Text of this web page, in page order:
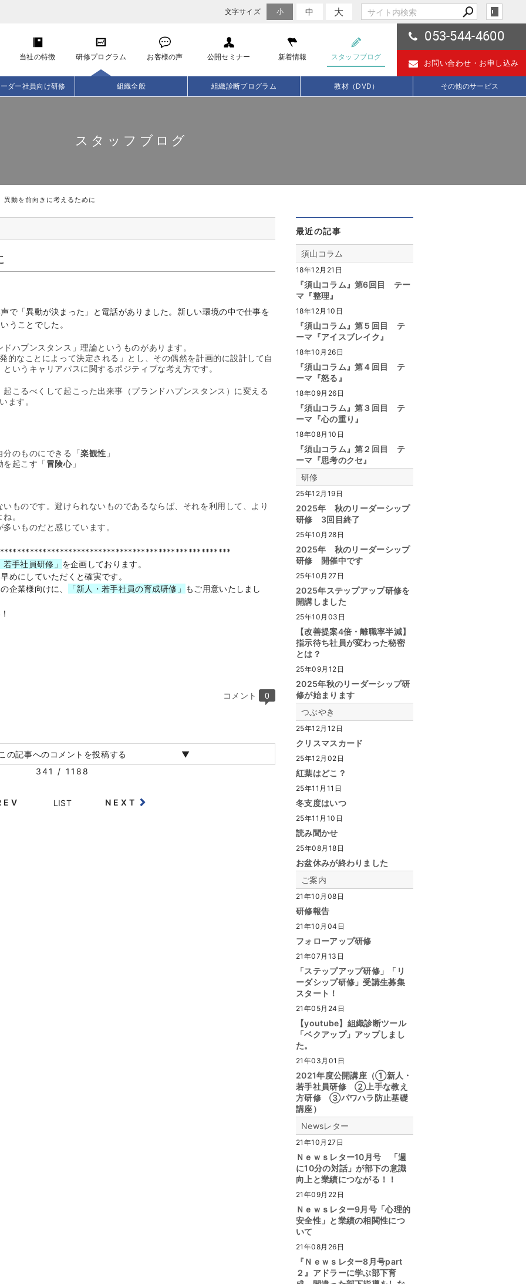
文字サイズ 小 中 大
当社の特徴 研修プログラム お客様の声 公開セミナー 新着情報 スタッフブログ
053-544-4600
お問い合わせ・ お申し込み
ダー社員向け研修 組織全般 組織診断プログラム 教材（DVD） その他のサービス
スタッフブログ
異動を前向きに考えるために
で「異動が決まった」 と電話がありました。 新しい環境の中で仕事を
うことでした。
ドハプンスタンス」理論というものがあります。
的なことによって決定さ れる」とし、 その偶然を計画的に設計して自
というキャリアパスに関するポジティブな考え方です。
こるべくして起こった出来事（ プランドハプンスタンス）に変える
ます。
分のものにできる「楽観性 」
起こす「 冒険心」
いものです。避けられないものであるならば、それを利用して、 より
。
いものだと感じています。
手社員研修」 を企画しております。
めにしていただくと確実です。
企業様向けに、
「新人・若手社員の育成研修」 もご用意いたしまし
コメント 0
の記事へのコメントを投稿する
341 / 1188
LIST NEXT
最近の記事
須山コラム
18年12月21日
『須山コラム』第6回目 テー
マ『整理』
18年12月10日
『須山コラム』第５回目 テ
ーマ『アイスブレイク』
18年10月26日
『須山コラム』第４回目 テ
ーマ『怒る』
18年09月26日
『須山コラム』第３回目 テ
ーマ『心の重り』
18年08月10日
『須山コラム』第２回目 テ
ーマ『思考のクセ』
研修
25年12月19日
2025年 秋のリーダーシップ
研修 3回目終了
25年10月28日
2025年 秋のリーダーシップ
研修 開催中です
25年10月27日
2025年ステップアップ研修を
開講しました
25年10月03日
【改善提案4倍・離職率半減】
指示待ち社員が変わった秘密
とは？
25年09月12日
2025年秋のリーダーシップ研
修が始まります
つぶやき
25年12月12日
クリスマスカード
25年12月02日
紅葉はどこ？
25年11月11日
冬支度はいつ
25年11月10日
読み聞かせ
25年08月18日
お盆休みが終わりました
ご案内
21年10月08日
研修報告
21年10月04日
フォローアップ研修
21年07月13日
「ステップアップ研修」「リ
ーダシップ研修」受講生募集
スタート！
21年05月24日
【youtube】組織診断ツール
「ベクアップ」アップしまし
た。
21年03月01日
2021年度公開講座（①新人・
若手社員研修 ②上手な教え
方研修 ③パワハラ防止基礎
講座）
Newsレター
21年10月27日
Ｎｅｗｓレター10月号 「週
に10分の対話」が部下の意識
向上と業績につながる！！
21年09月22日
Ｎｅｗｓレター9月号「心理的
安全性」と業績の相関性につ
いて
21年08月26日
『Ｎｅｗｓレター8月号part
２』アドラーに学ぶ部下育